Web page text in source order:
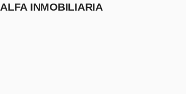
ALFA INMOBILIARIA